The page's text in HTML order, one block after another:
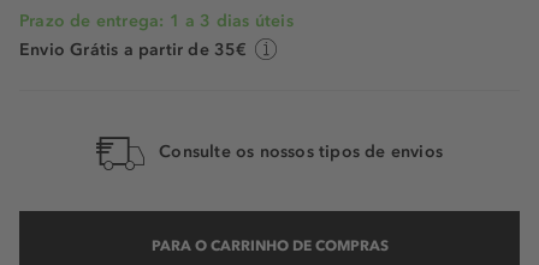
Prazo de entrega: 1 a 3 dias úteis
Envio Grátis a partir de 35€
Consulte os nossos tipos de envios
PARA O CARRINHO DE COMPRAS